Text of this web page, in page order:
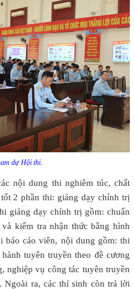
dự Hội thi.
nội dung thi nghiêm túc, chất
2 phần thi: giảng dạy chính trị
giảng dạy chính trị gồm: chuẩn
kiểm tra nhận thức bằng hình
báo cáo viên, nội dung gồm: thi
tuyên truyền theo đề cương
nghiệp vụ công tác tuyên truyền
Ngoài ra, các thí sinh còn trả lời